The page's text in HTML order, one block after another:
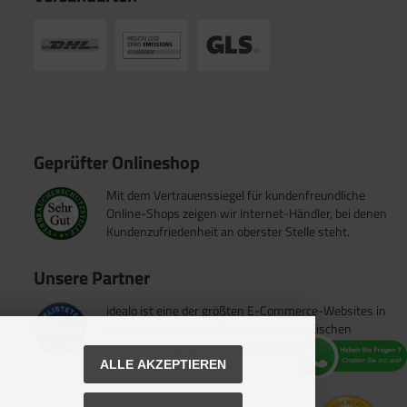
Geprüfter Onlineshop
Mit dem Vertrauenssiegel für kundenfreundliche
Online-Shops zeigen wir Internet-Händler, bei denen
Kundenzufriedenheit an oberster Stelle steht.
Unsere Partner
idealo ist eine der größten E-Commerce-Websites in
Europa und eines der führenden europäischen
Online-Shopping- und Preisvergleichsportale.
ALLE AKZEPTIEREN